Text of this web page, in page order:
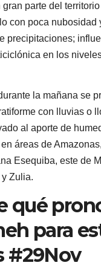
gran parte del
con poca nubosidad
precipitaciones;
en los
la mañana se
con lluvias o
al aporte de
áreas de
Esequiba, este de
Zulia.
qué
para
#29Nov